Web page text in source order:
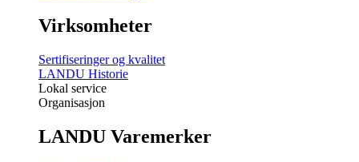
Virksomheter
Sertifiseringer og kvalitet
LANDU Historie
Lokal service
Organisasjon
LANDU Varemerker